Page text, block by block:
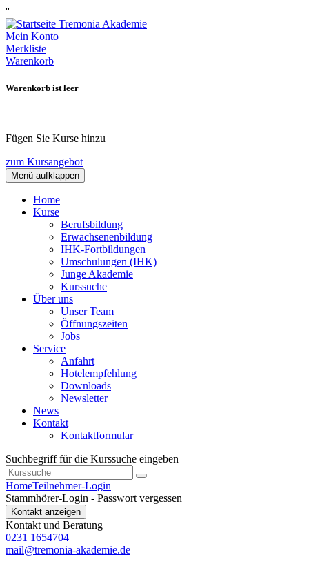
''
Mein Konto
Merkliste
Warenkorb
Warenkorb ist leer
Fügen Sie Kurse hinzu
zum Kursangebot
Menü aufklappen
Home
Kurse
Berufsbildung
Erwachsenenbildung
IHK-Fortbildungen
Umschulungen (IHK)
Junge Akademie
Kurssuche
Über uns
Unser Team
Öffnungszeiten
Jobs
Service
Anfahrt
Hotelempfehlung
Downloads
Newsletter
News
Kontakt
Kontaktformular
Suchbegriff für die Kurssuche eingeben
HomeTeilnehmer-Login
Stammhörer-Login - Passwort vergessen
Kontakt anzeigen
Kontakt und Beratung
0231 1654704
mail@tremonia-akademie.de